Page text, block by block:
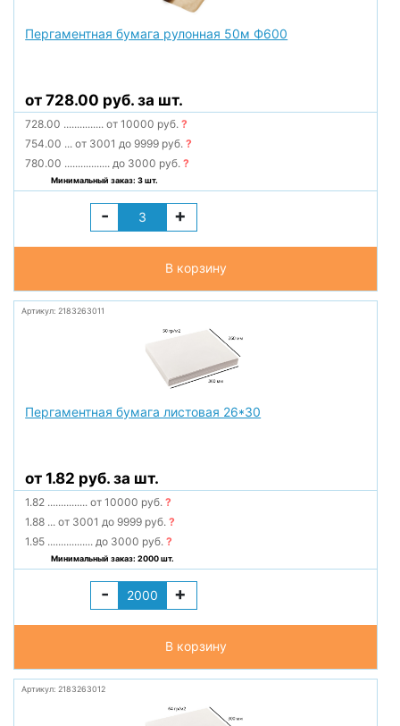
Пергаментная бумага рулонная 50м Ф600
от 728.00 руб. за шт.
728.00 ............... от 10000 руб.?
754.00 ... от 3001 до 9999 руб.?
780.00 ................. до 3000 руб.?
Минимальный заказ: 3 шт.
- +
В корзину
Артикул: 2183263011
Пергаментная бумага листовая 26*30
от 1.82 руб. за шт.
1.82 ............... от 10000 руб.?
1.88 ... от 3001 до 9999 руб.?
1.95 ................. до 3000 руб.?
Минимальный заказ: 2000 шт.
- +
В корзину
Артикул: 2183263012